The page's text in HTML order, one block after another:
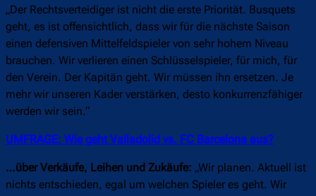
„Der Rechtsverteidiger ist nicht die erste Priorität. Busquets
geht, es ist offensichtlich, dass wir für die nächste Saison
einen defensiven Mittelfeldspieler von sehr hohem Niveau
brauchen. Wir verlieren einen Schlüsselspieler, für mich, für
den Verein. Der Kapitän geht. Wir müssen ihn ersetzen. Je
mehr wir unseren Kader verstärken, desto konkurrenzfähiger
werden wir sein.“
UMFRAGE: Wie geht Valladolid vs. FC Barcelona aus?
…über Verkäufe, Leihen und Zukäufe: „Wir planen. Aktuell ist
nichts entschieden, egal um welchen Spieler es geht. Wir